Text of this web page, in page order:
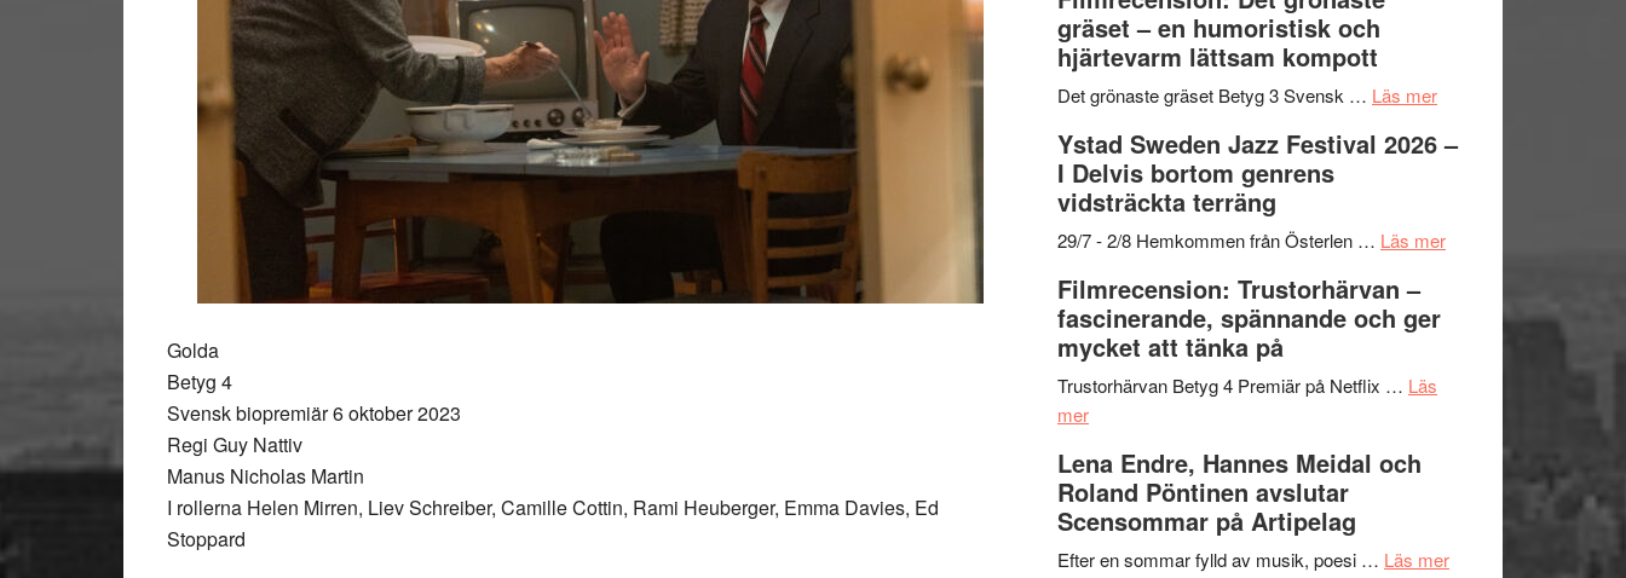
Golda
Betyg 4
Svensk biopremiär 6 oktober 2023
Regi Guy Nattiv
Manus Nicholas Martin
I rollerna Helen Mirren, Liev Schreiber, Camille Cottin, Rami Heuberger, Emma Davies, Ed
Stoppard
åretsFilmstadens
stipendium
gräset – en humoristisk och
hjärtevarm lättsam kompott
Det grönaste gräset Betyg 3 Svensk … Läs merom
Det
–
och
Ystad Sweden Jazz Festival 2026 –
I Delvis bortom genrens
vidsträckta terräng
29/7 - 2/8 Hemkommen från Österlen … Läs merom
vidsträckta
Filmrecension: Trustorhärvan –
fascinerande, spännande och ger
mycket att tänka på
Trustorhärvan Betyg 4 Premiär på Netflix … Läs
merom
Trustorhärvan
–
fascinerande,
spännande
Lena Endre, Hannes Meidal och
Roland Pöntinen avslutar
Scensommar på Artipelag
Efter en sommar fylld av musik, poesi … Läs merom